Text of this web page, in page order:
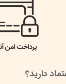
دارید؟